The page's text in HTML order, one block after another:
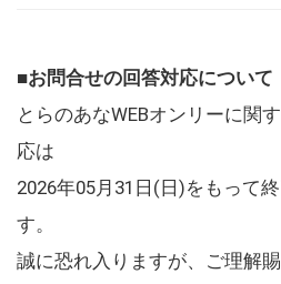
■お問合せの回答対応について
とらのあなWEBオンリーに関
応は
2026年05月31日(日)をもって
す。
誠に恐れ入りますが、ご理解